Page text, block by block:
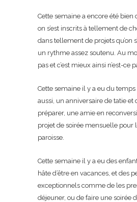
Cette semaine a encore été bien
on s’est inscrits à tellement de
dans tellement de projets qu’on
un rythme assez soutenu. Au
pas et c’est mieux ainsi n’est-ce
Cette semaine il y a eu du
aussi, un anniversaire de tatie et
préparer, une amie en
projet de soirée mensuelle pour
paroisse.
Cette semaine il y a eu des
hâte d’être en vacances, et des
exceptionnels comme de les
déjeuner, ou de faire une soirée